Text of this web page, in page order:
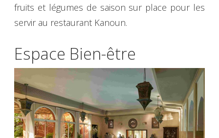
fruits et légumes de saison sur place pour les
servir au restaurant Kanoun.
Espace Bien-être